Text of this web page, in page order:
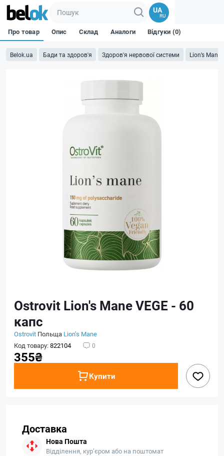
UA
RU
Belok.ua Бади та здоров'я Здоров'я нервової системи Lion’‎s Mane
Про товар Опис Склад Аналоги Відгуки (0)
Ostrovit Lion's Mane VEGE - 60
капс
Ostrovit Польща Lion’‎s Mane
Код товару:822104 0
355₴
Купити
Доставка
Нова Пошта
Відділення, кур’єром або на поштомат